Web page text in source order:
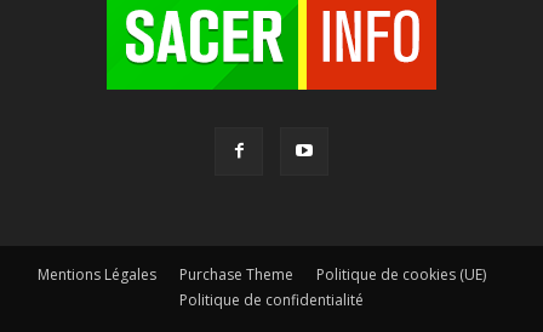
Mentions Légales Purchase Theme
Politique de cookies (UE)
Politique de confidentialité